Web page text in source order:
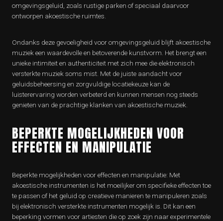
omgevingsgeluid, zoals rustige parken of speciaal daarvoor
ontworpen akoestische ruimtes.
Ondanks deze gevoeligheid voor omgevingsgeluid blijft akoestische
muziek een waardevolle en betoverende kunstvorm. Het brengt een
unieke intimiteit en authenticiteit met zich mee die elektronisch
versterkte muziek soms mist. Met de juiste aandacht voor
geluidsbeheersing en zorgvuldige locatiekeuze kan de
luisterervaring worden verbeterd en kunnen mensen nog steeds
genieten van de prachtige klanken van akoestische muziek.
BEPERKTE MOGELIJKHEDEN VOOR
EFFECTEN EN MANIPULATIE
Beperkte mogelijkheden voor effecten en manipulatie: Met
akoestische instrumenten is het moeilijker om specifieke effecten toe
te passen of het geluid op creatieve manieren te manipuleren zoals
bij elektronisch versterkte instrumenten mogelijk is. Dit kan een
beperking vormen voor artiesten die op zoek zijn naar experimentele